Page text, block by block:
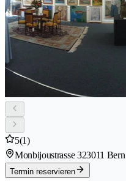
5(1)
Monbijoustrasse 323011 Bern
Termin reservieren